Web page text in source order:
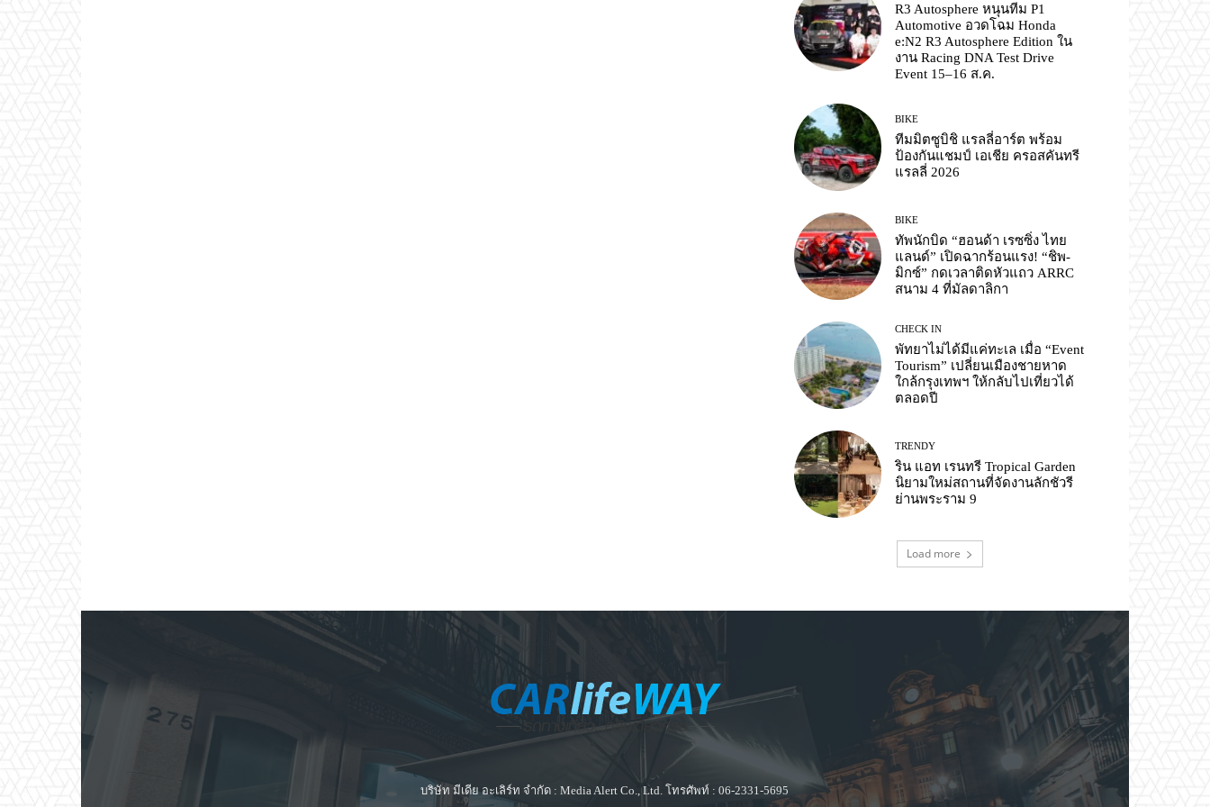
R3 Autosphere หนุนทีม P1
Automotive อวดโฉม Honda
e:N2 R3 Autosphere Edition ใน
งาน Racing DNA Test Drive
Event 15–16 ส.ค.
BIKE
ทีมมิตซูบิชิ แรลลี่อาร์ต พร้อม
ป้องกันแชมป์ เอเชีย ครอสคันทรี
แรลลี่ 2026
BIKE
ทัพนักบิด “ฮอนด้า เรซซิ่ง ไทย
แลนด์” เปิดฉากร้อนแรง! “ชิพ-
มิกซ์” กดเวลาติดหัวแถว ARRC
สนาม 4 ที่มัลดาลิกา
CHECK IN
พัทยาไม่ได้มีแค่ทะเล เมื่อ “Event
Tourism” เปลี่ยนเมืองชายหาด
ใกล้กรุงเทพฯ ให้กลับไปเที่ยวได้
ตลอดปี
TRENDY
ริน แอท เรนทรี Tropical Garden
นิยามใหม่สถานที่จัดงานลักชัวรี
ย่านพระราม 9
Load more
บริษัท มีเดีย อะเลิร์ท จำกัด : Media Alert Co., Ltd. โทรศัพท์ : 06-2331-5695